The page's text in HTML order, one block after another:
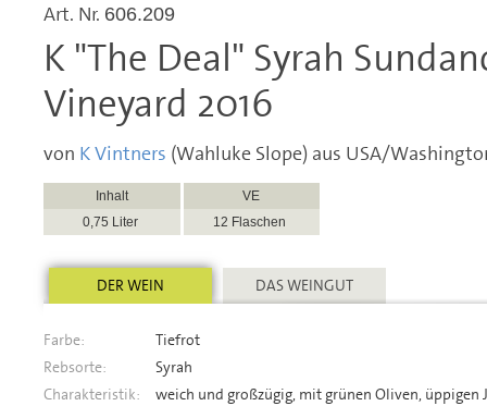
Art. Nr. 606.209
K "The Deal" Syrah
Vineyard 2016
von K Vintners (Wahluke Slope) aus USA/
Inhalt
VE
0,75 Liter
12 Flaschen
DER WEIN DAS WEINGUT
Farbe:
Tiefrot
Rebsorte:
Syrah
Charakteristik:
weich und großzügig, mit grünen Oliven, üppigen